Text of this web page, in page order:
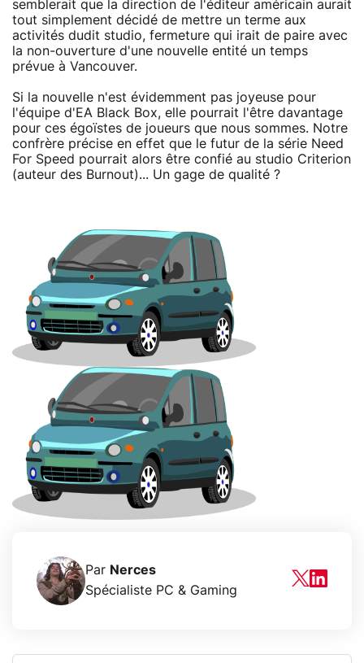
semblerait que la direction de l'éditeur américain aurait
tout simplement décidé de mettre un terme aux
activités dudit studio, fermeture qui irait de paire avec
la non-ouverture d'une nouvelle entité un temps
prévue à Vancouver.
Si la nouvelle n'est évidemment pas joyeuse pour
l'équipe d'EA Black Box, elle pourrait l'être davantage
pour ces égoïstes de joueurs que nous sommes. Notre
confrère précise en effet que le futur de la série Need
For Speed pourrait alors être confié au studio Criterion
(auteur des Burnout)... Un gage de qualité ?
Par Nerces
Spécialiste PC & Gaming